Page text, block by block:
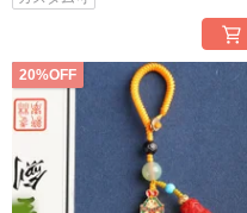
20%OFF